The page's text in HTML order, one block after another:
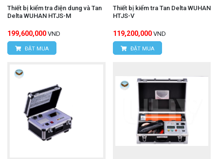
Thiết bị kiểm tra điện dung và Tan
Delta WUHAN HTJS-M
199,600,000 VND
ĐẶT MUA
Thiết bị kiểm tra Tan Delta WUHAN
HTJS-V
119,200,000 VND
ĐẶT MUA